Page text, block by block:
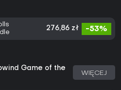
276,86 zł -53%
Game of the
WIĘCEJ